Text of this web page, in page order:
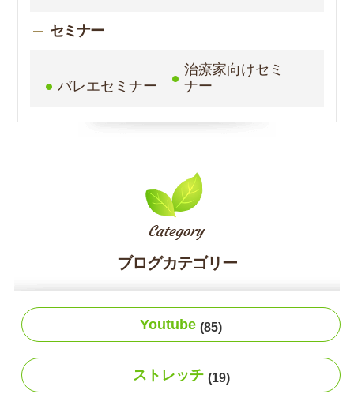
セミナー
バレエセミナー
治療家向けセミ
ナー
ブログカテゴリー
Youtube (85)
ストレッチ (19)